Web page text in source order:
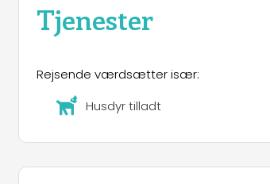
Tjenester
Rejsende værdsætter især:
Husdyr tilladt